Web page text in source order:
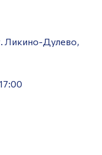
Ликино-Дулево,